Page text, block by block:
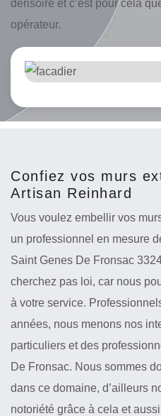
dérisoire et c’est pour cela
opérateur.
Confiez vos murs
Artisan Reinhard
Vous voulez embellir vos
un professionnel en mesure
Saint Genes De Fronsac
cherchez pas loi, car nous
à votre service.
années, nous menons nos
particuliers et des
De Fronsac. Nous sommes
dans ce domaine, d’ailleurs
notoriété grâce à cela et